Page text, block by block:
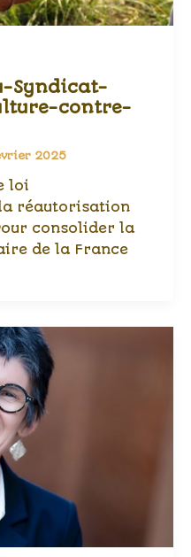
Syndicat-
contre-
2025
loi
réautorisation
consolider la
de la France